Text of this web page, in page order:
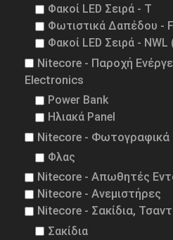
Φακοί LED Σειρά - T
Φωτιστικά Δαπέδου -
Φακοί LED Σειρά - NWL
Nitecore - Παροχή
Electronics
Power Bank
Ηλιακά Panel
Nitecore - Φωτογραφικά
Φλας
Nitecore - Απωθητές
Nitecore - Ανεμιστήρες
Nitecore - Σακίδια,
Σακίδια